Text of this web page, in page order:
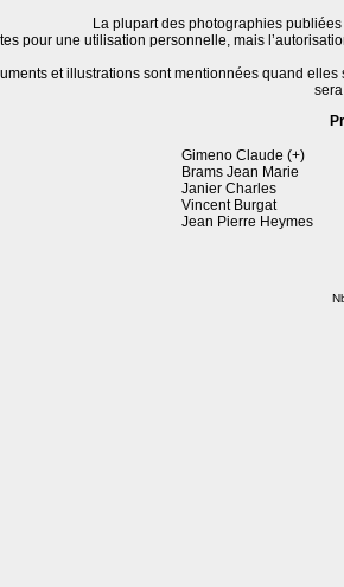
La plupart des photographies
pour une utilisation personnelle, mais
et illustrations sont mentionnées quand
Gimeno Claude (+)
Brams Jean Marie
Janier Charles
Vincent Burgat
Jean Pierre Heymes